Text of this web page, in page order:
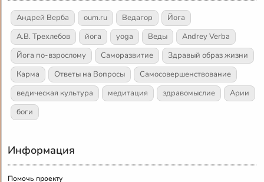
Андрей Верба oum.ru Ведагор
Йога
А.В. Трехлебов
йога yoga Веды
Andrey Verba
Йога по-взрослому
Саморазвитие
Здравый образ жизни
Карма
Ответы на Вопросы
Самосовершенствование
ведическая культура
медитация здравомыслие
Арии
боги
Информация
Помочь проекту